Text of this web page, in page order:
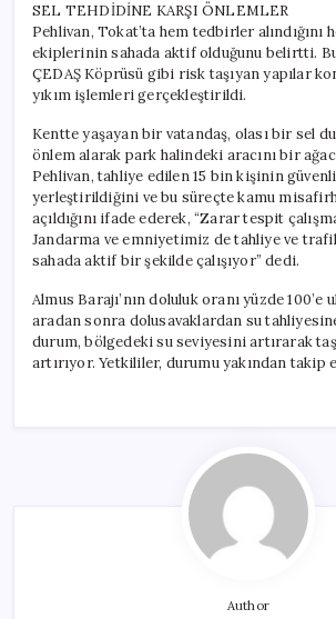
SEL TEHDİDİNE KARŞI ÖNLEMLER
Pehlivan, Tokat’ta hem tedbirler alındığını
ekiplerinin sahada aktif olduğunu belirtti.
ÇEDAŞ Köprüsü gibi risk taşıyan yapılar
yıkım işlemleri gerçekleştirildi.
Kentte yaşayan bir vatandaş, olası bir sel
önlem alarak park halindeki aracını bir
Pehlivan, tahliye edilen 15 bin kişinin
yerleştirildiğini ve bu süreçte kamu
açıldığını ifade ederek, “Zarar tespit
Jandarma ve emniyetimiz de tahliye ve
sahada aktif bir şekilde çalışıyor” dedi.
Almus Barajı’nın doluluk oranı yüzde 100’e
aradan sonra dolusavaklardan su
durum, bölgedeki su seviyesini artırarak
artırıyor. Yetkililer, durumu yakından takip
Author